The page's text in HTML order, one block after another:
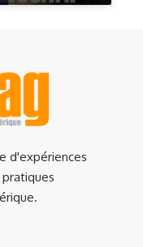
d'expériences